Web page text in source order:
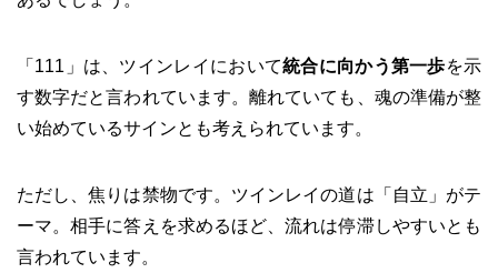
「111」は、ツインレイにおいて統合に向かう第一歩を示
す数字だと言われています。離れていても、魂の準備が整
い始めているサインとも考えられています。
ただし、焦りは禁物です。ツインレイの道は「自立」がテ
ーマ。相手に答えを求めるほど、流れは停滞しやすいとも
言われています。